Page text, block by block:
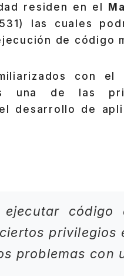
residen en el
las cuales
de código
con el
una de las
desarrollo de
ejecutar
privilegios
problemas con